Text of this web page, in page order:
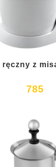
ręczny z
785